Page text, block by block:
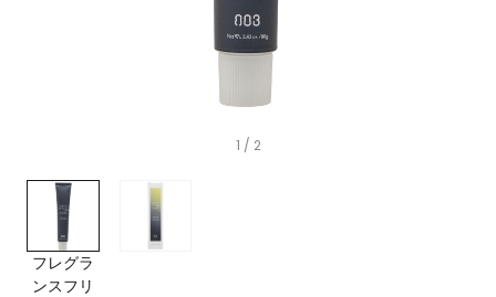
1 / 2
フレグラ
ンスフリ